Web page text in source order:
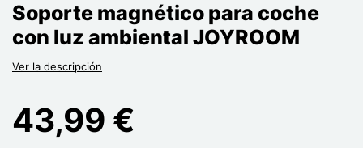
Soporte magnético para coche
con luz ambiental JOYROOM
Ver la descripción
43,99 €